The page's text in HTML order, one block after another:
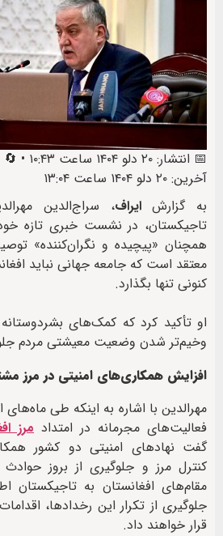
آخرین: ۲۰ دلو ۱۴۰۴ ساعت ۱۳:۰۴
به گزارشایراف، سراج‌الدین
تاجیکستان، در نشست خبری تازه
همچنان «پیچیده و نگران‌کننده»
معتقد است که جامعه جهانی نباید
کنونی تنها بگذارد.
او تأکید کرد که کمک‌های بشردوستانه
وخیم‌تر شدن وضعیت معیشتی مردم
افزایش همکاری‌های امنیتی در مرز
مهرالدین با اشاره به اینکه طی
فعالیت‌های مجرمانه در امتداد مرز
گفت نهادهای امنیتی دو کشور
کنترل مرز و جلوگیری از بروز حوادث
مقام‌های افغانستان به تاجیکستان
جلوگیری از تکرار این رخدادها،
قرار خواهند داد.